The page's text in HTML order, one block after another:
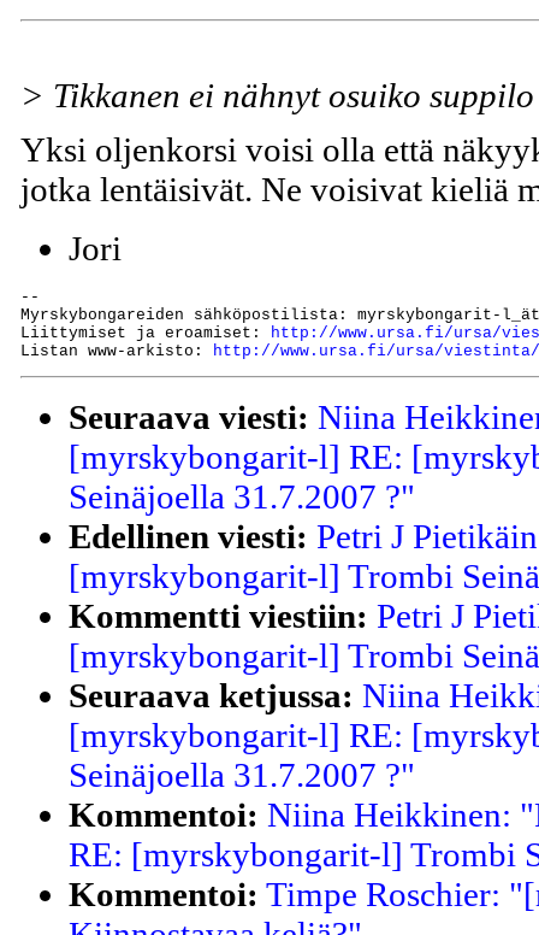
> Tikkanen ei nähnyt osuiko
Yksi oljenkorsi voisi olla että
jotka lentäisivät. Ne voisivat kieliä
Jori
--
Myrskybongareiden sähköpostilista: myrskybongarit-
Liittymiset ja eroamiset:
http://www.ursa.fi/ursa/
Listan www-arkisto:
http://www.ursa.fi/ursa/viestinta/
Seuraava viesti: Niina
[myrskybongarit-l] RE:
Seinäjoella 31.7.2007 ?"
Edellinen viesti: Petri J
[myrskybongarit-l] Trombi
Kommentti viestiin: Petri J
[myrskybongarit-l] Trombi
Seuraava ketjussa: Niina
[myrskybongarit-l] RE:
Seinäjoella 31.7.2007 ?"
Kommentoi: Niina Heikkinen:
RE: [myrskybongarit-l] Trombi
Kommentoi: Timpe Roschier: